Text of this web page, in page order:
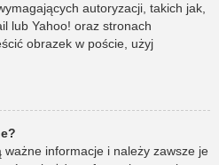
autoryzacji, takich jak,
lub Yahoo! oraz stronach
obrazek w poście, użyj
ważne informacje i należy zawsze je